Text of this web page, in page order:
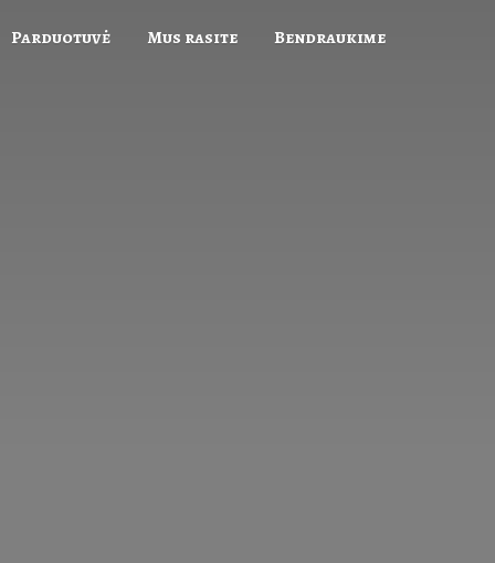
Parduotuvė Mus rasite Bendraukime